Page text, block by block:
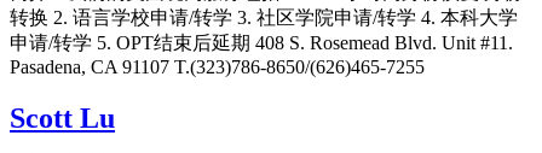
转换 2. 语言学校申请/转学 3. 社区学院申请/转学 4. 本科大学
申请/转学 5. OPT结束后延期 408 S. Rosemead Blvd. Unit #11.
Pasadena, CA 91107 T.(323)786-8650/(626)465-7255
Scott Lu